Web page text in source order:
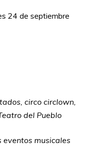
24 de septiembre
circo circlown,
del Pueblo
eventos musicales